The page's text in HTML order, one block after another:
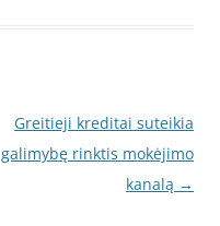
Greitieji kreditai suteikia
galimybę rinktis mokėjimo
kanalą →